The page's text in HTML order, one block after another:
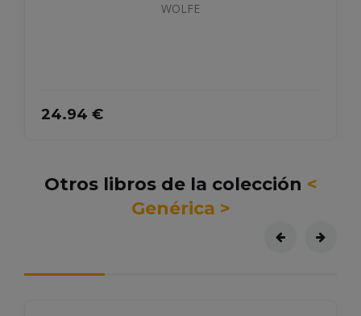
WOLFE
24.94 €
Otros libros de la colección <
Genérica >